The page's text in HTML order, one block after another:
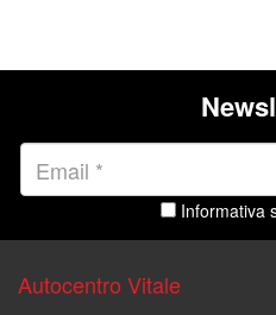
Informativa
Autocentro Vitale